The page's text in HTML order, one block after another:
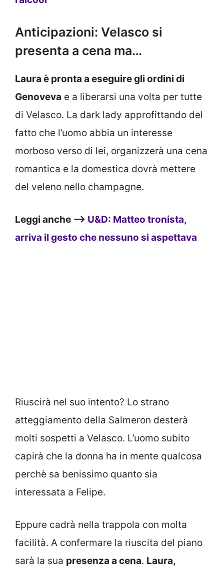
Anticipazioni: Velasco si
presenta a cena ma…
Laura è pronta a eseguire gli ordini di
Genoveva e a liberarsi una volta per tutte
di Velasco. La dark lady approfittando del
fatto che l’uomo abbia un interesse
morboso verso di lei, organizzerà una cena
romantica e la domestica dovrà mettere
del veleno nello champagne.
Leggi anche —> U&D: Matteo tronista,
arriva il gesto che nessuno si aspettava
Riuscirà nel suo intento? Lo strano
atteggiamento della Salmeron desterà
molti sospetti a Velasco. L’uomo subito
capirà che la donna ha in mente qualcosa
perchè sa benissimo quanto sia
interessata a Felipe.
Eppure cadrà nella trappola con molta
facilità. A confermare la riuscita del piano
sarà la sua presenza a cena. Laura,